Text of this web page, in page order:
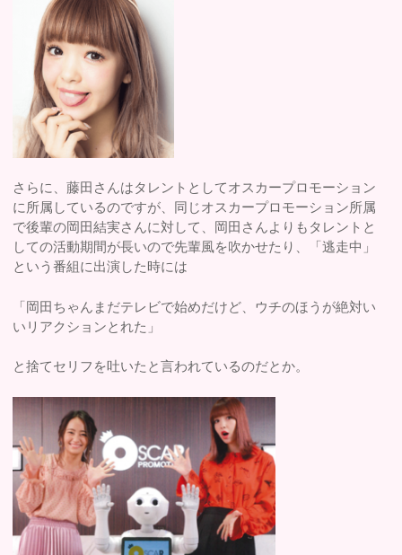
さらに、藤田さんはタレントとしてオスカープロモーション
に所属しているのですが、同じオスカープロモーション所属
で後輩の岡田結実さんに対して、岡田さんよりもタレントと
しての活動期間が長いので先輩風を吹かせたり、「逃走中」
という番組に出演した時には
「岡田ちゃんまだテレビで始めだけど、ウチのほうが絶対い
いリアクションとれた」
と捨てセリフを吐いたと言われているのだとか。